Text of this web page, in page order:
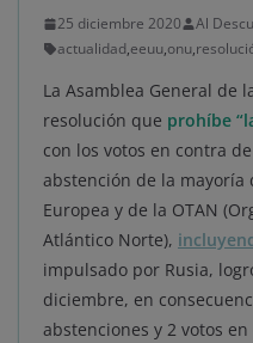
25 diciembre 2020
Al
actualidad,eeuu,onu,
La Asamblea General de
resolución que prohíbe
con los votos en contra
abstención de la mayoría
Europea y de la OTAN
Atlántico Norte),
impulsado por Rusia,
diciembre, en
abstenciones y 2 votos